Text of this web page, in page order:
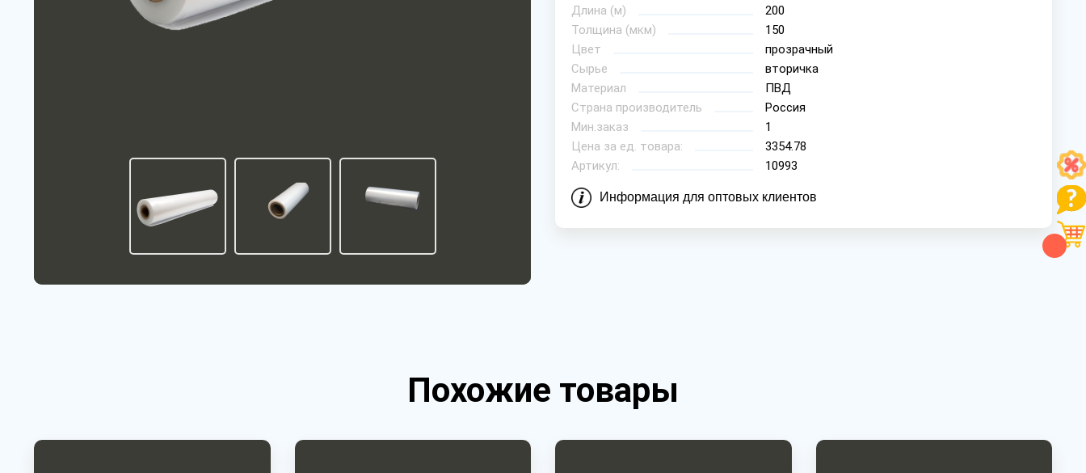
Длина (м)
200
Толщина (мкм)
150
Цвет
прозрачный
Сырье
вторичка
Материал
ПВД
Страна производитель
Россия
Мин.заказ
1
Цена за ед. товара:
3354.78
Артикул:
10993
Информация для оптовых клиентов
Похожие товары